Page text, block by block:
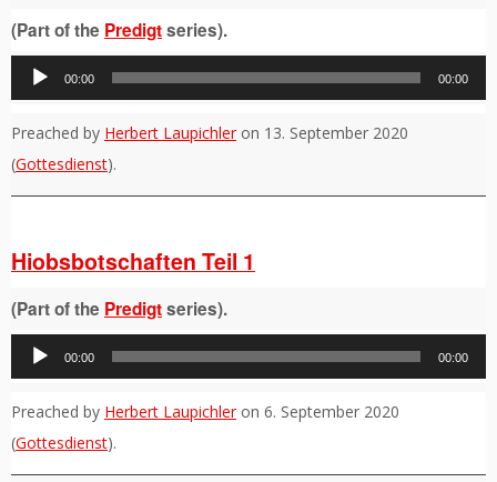
(Part of the Predigtseries).
Audio-
Player
00:00 00:00
Preached by Herbert Laupichleron 13. September 2020
(Gottesdienst).
Hiobsbotschaften Teil 1
(Part of the Predigtseries).
Audio-
Player
00:00 00:00
Preached by Herbert Laupichleron 6. September 2020
(Gottesdienst).